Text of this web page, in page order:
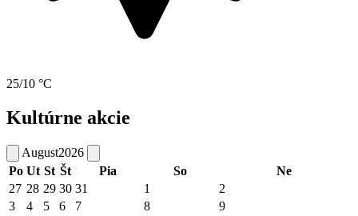
25/10 °C
Kultúrne akcie
August2026
Po Ut St Št Pia So
Ne
27 28 29 30 31 1
2
3
4 5 6 7 8
9